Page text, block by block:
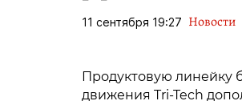
11 сентября 19:27 Новости
Продуктовую линейку
движения Tri-Tech